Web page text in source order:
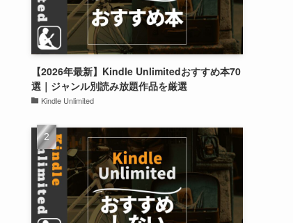
【2026年最新】Kindle Unlimitedおすすめ本70
選｜ジャンル別読み放題作品を厳選
Kindle Unlimited